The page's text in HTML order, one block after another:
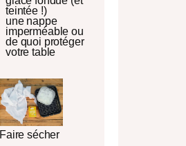
teintée !)
une nappe
imperméable ou
de quoi protéger
votre table
Faire sécher